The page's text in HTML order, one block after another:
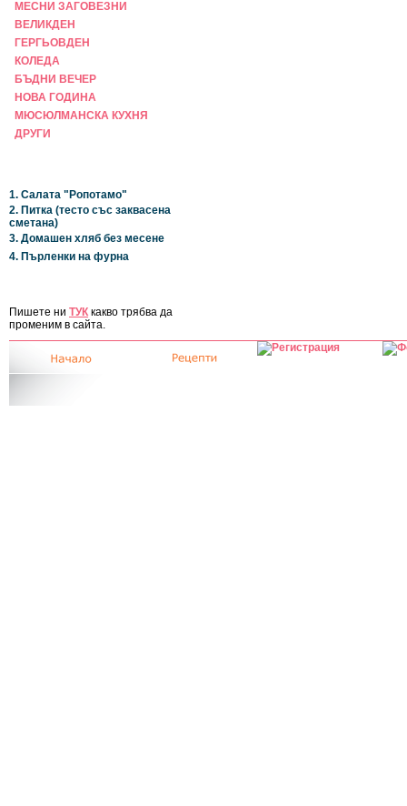
МЕСНИ ЗАГОВЕЗНИ
ВЕЛИКДЕН
ГЕРГЬОВДЕН
КОЛЕДА
БЪДНИ ВЕЧЕР
НОВА ГОДИНА
МЮСЮЛМАНСКА КУХНЯ
ДРУГИ
1. Салата "Ропотамо"
2. Питка (тесто със заквасена
сметана)
3. Домашен хляб без месене
4. Пърленки на фурна
Пишете ни ТУК какво трябва да
променим в сайта.